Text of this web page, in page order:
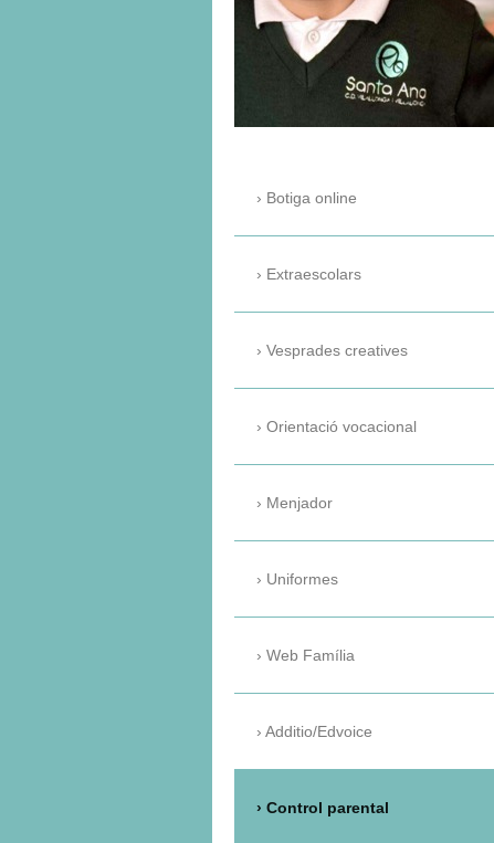
Botiga online
Extraescolars
Vesprades creatives
Orientació vocacional
Menjador
Uniformes
Web Família
Additio/Edvoice
Control parental